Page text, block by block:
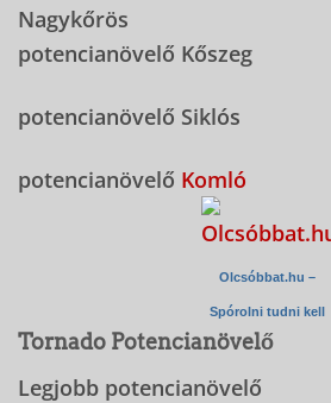
Nagykőrös
potencianövelő Kőszeg
potencianövelő Siklós
potencianövelő Komló
Olcsóbbat.hu –
Spórolni tudni kell
Tornado Potencianövelő
Legjobb potencianövelő